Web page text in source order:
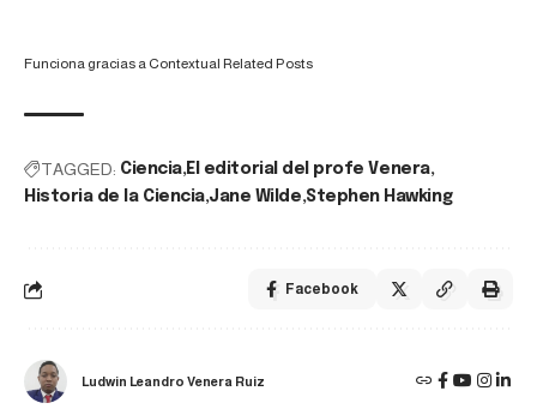
Funciona gracias a Contextual Related Posts
TAGGED: Ciencia El editorial del profe Venera
Historia de la Ciencia Jane Wilde Stephen Hawking
Facebook
Ludwin Leandro Venera Ruiz